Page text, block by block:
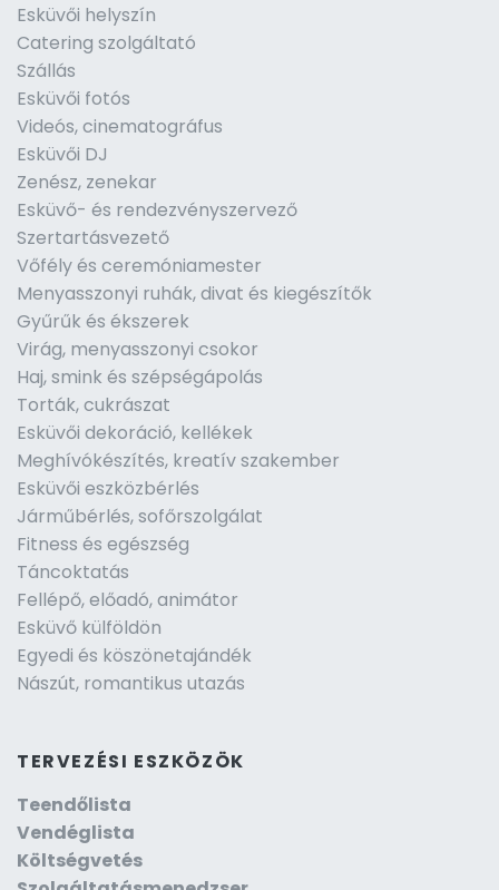
Esküvői helyszín
Catering szolgáltató
Szállás
Esküvői fotós
Videós, cinematográfus
Esküvői DJ
Zenész, zenekar
Esküvő- és rendezvényszervező
Szertartásvezető
Vőfély és ceremóniamester
Menyasszonyi ruhák, divat és kiegészítők
Gyűrűk és ékszerek
Virág, menyasszonyi csokor
Haj, smink és szépségápolás
Torták, cukrászat
Esküvői dekoráció, kellékek
Meghívókészítés, kreatív szakember
Esküvői eszközbérlés
Járműbérlés, sofőrszolgálat
Fitness és egészség
Táncoktatás
Fellépő, előadó, animátor
Esküvő külföldön
Egyedi és köszönetajándék
Nászút, romantikus utazás
TERVEZÉSI ESZKÖZÖK
Teendőlista
Vendéglista
Költségvetés